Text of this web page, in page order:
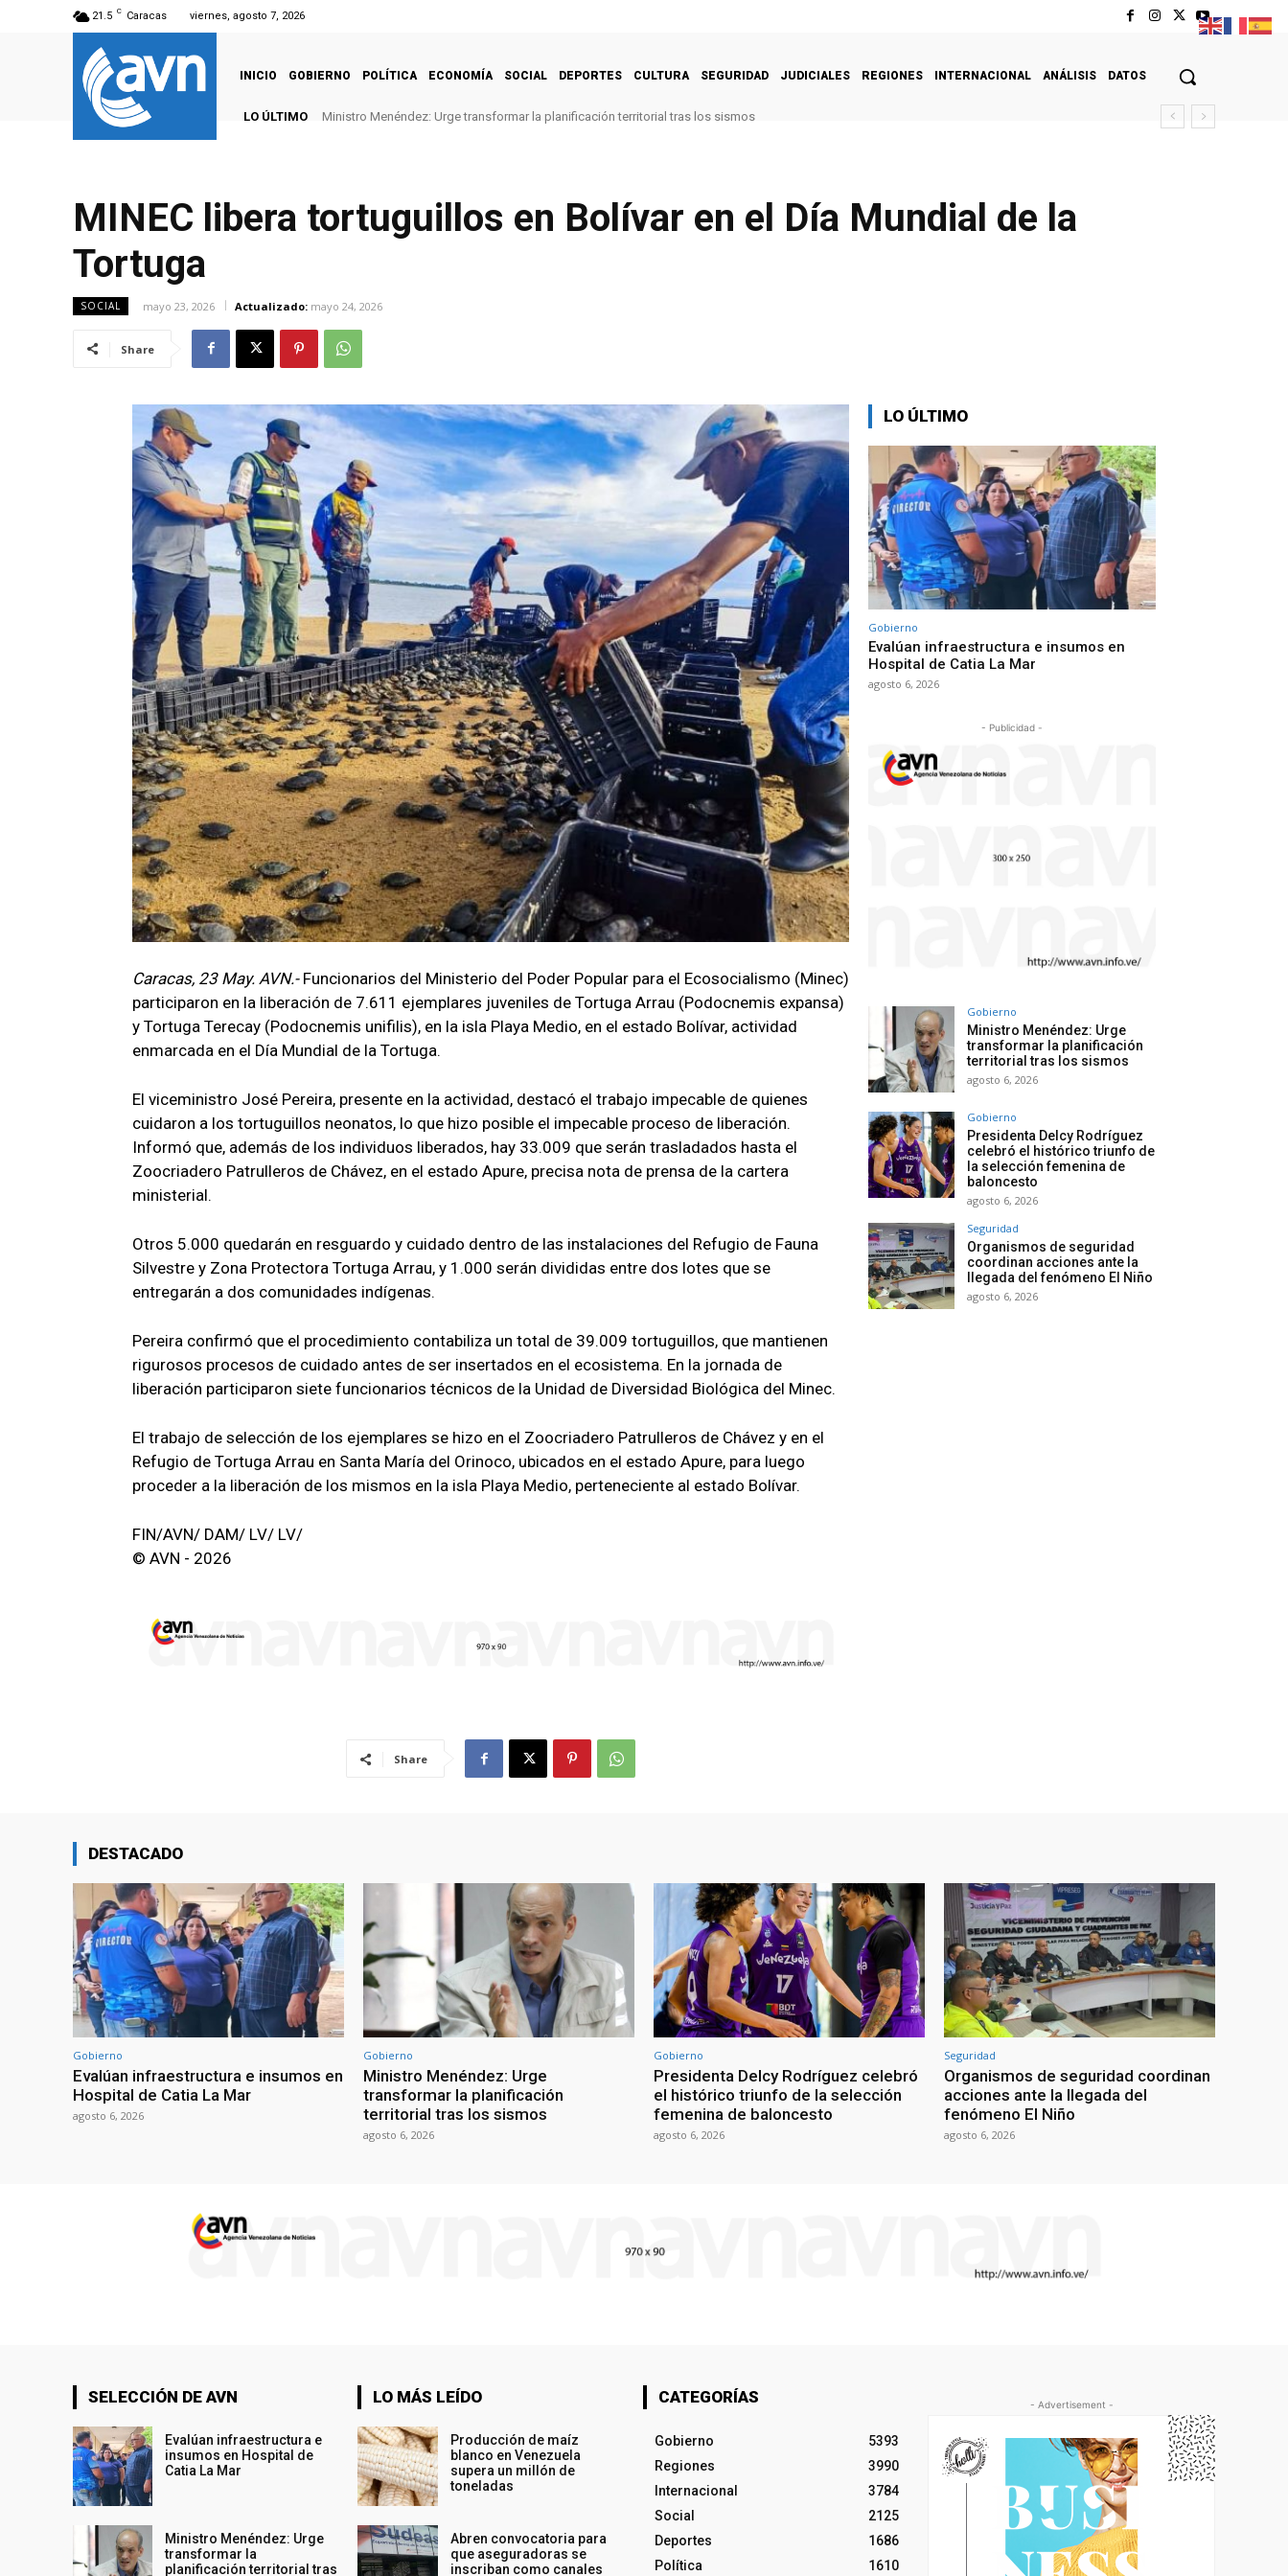
21.5 C Caracas viernes, agosto 7, 2026
INICIO GOBIERNO POLÍTICA ECONOMÍA SOCIAL DEPORTES CULTURA SEGURIDAD JUDICIALES REGIONES INTERNACIONAL ANÁLISIS DATOS
LO ÚLTIMO Ministro Menéndez: Urge transformar la planificación territorial tras los sismos
MINEC libera tortuguillos en Bolívar en el Día Mundial de la
Tortuga
SOCIAL mayo 23, 2026 Actualizado: mayo 24, 2026
Share
Caracas, 23 May. AVN.- Funcionarios del Ministerio del Poder Popular para el Ecosocialismo (Minec)
participaron en la liberación de 7.611 ejemplares juveniles de Tortuga Arrau (Podocnemis expansa)
y Tortuga Terecay (Podocnemis unifilis), en la isla Playa Medio, en el estado Bolívar, actividad
enmarcada en el Día Mundial de la Tortuga.
El viceministro José Pereira, presente en la actividad, destacó el trabajo impecable de quienes
cuidaron a los tortuguillos neonatos, lo que hizo posible el impecable proceso de liberación.
Informó que, además de los individuos liberados, hay 33.009 que serán trasladados hasta el
Zoocriadero Patrulleros de Chávez, en el estado Apure, precisa nota de prensa de la cartera
ministerial.
Otros 5.000 quedarán en resguardo y cuidado dentro de las instalaciones del Refugio de Fauna
Silvestre y Zona Protectora Tortuga Arrau, y 1.000 serán divididas entre dos lotes que se
entregarán a dos comunidades indígenas.
Pereira confirmó que el procedimiento contabiliza un total de 39.009 tortuguillos, que mantienen
rigurosos procesos de cuidado antes de ser insertados en el ecosistema. En la jornada de
liberación participaron siete funcionarios técnicos de la Unidad de Diversidad Biológica del Minec.
El trabajo de selección de los ejemplares se hizo en el Zoocriadero Patrulleros de Chávez y en el
Refugio de Tortuga Arrau en Santa María del Orinoco, ubicados en el estado Apure, para luego
proceder a la liberación de los mismos en la isla Playa Medio, perteneciente al estado Bolívar.
FIN/AVN/ DAM/ LV/ LV/
© AVN - 2026
Share
LO ÚLTIMO
Gobierno
Evalúan infraestructura e insumos en
Hospital de Catia La Mar
agosto 6, 2026
- Publicidad -
Gobierno
Ministro Menéndez: Urge
transformar la planificación
territorial tras los sismos
agosto 6, 2026
Gobierno
Presidenta Delcy Rodríguez
celebró el histórico triunfo de
la selección femenina de
baloncesto
agosto 6, 2026
Seguridad
Organismos de seguridad
coordinan acciones ante la
llegada del fenómeno El Niño
agosto 6, 2026
DESTACADO
Gobierno
Evalúan infraestructura e insumos en
Hospital de Catia La Mar
agosto 6, 2026
Gobierno
Ministro Menéndez: Urge
transformar la planificación
territorial tras los sismos
agosto 6, 2026
Gobierno
Presidenta Delcy Rodríguez celebró
el histórico triunfo de la selección
femenina de baloncesto
agosto 6, 2026
Seguridad
Organismos de seguridad coordinan
acciones ante la llegada del
fenómeno El Niño
agosto 6, 2026
SELECCIÓN DE AVN
Evalúan infraestructura e
insumos en Hospital de
Catia La Mar
Ministro Menéndez: Urge
transformar la
planificación territorial tras
LO MÁS LEÍDO
Producción de maíz
blanco en Venezuela
supera un millón de
toneladas
Abren convocatoria para
que aseguradoras se
inscriban como canales
CATEGORÍAS
Gobierno
5393
Regiones
3990
Internacional
3784
Social
2125
Deportes
1686
Política
1610
- Advertisement -